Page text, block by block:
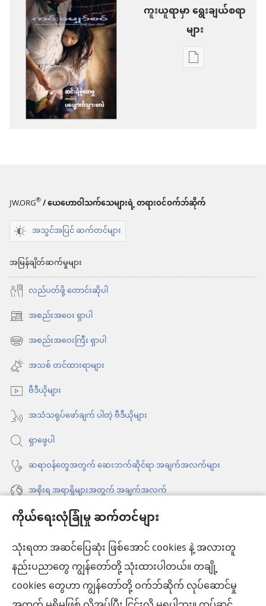
ကိုယ်ရေးလုံခြုံမှု ဆက်တင်များ
သုံးရတာ အဆင်ပြေဆုံး ဖြစ်အောင် cookies နဲ့ အလားတူ
နည်းပညာတွေ ကျွန်တော်တို့ သုံးထားပါတယ်။ တချို့
cookies တွေဟာ ကျွန်တော်တို့ ဝက်ဘ်ဆိုက် လုပ်ဆောင်မှု
ကူးယူရာမှာ ရွေးချယ်စရာ
များ
စာပေ
များ
JW.ORG®/ ယေဟောဝါသက်သေများရဲ့ တရားဝင်ဝက်ဘ်ဆိုက်
အသွင်အပြင် ဆက်တင်များ
အမြန်ချိတ်ဆက်မှုများ
လည်ပတ်ဖို့ တောင်းဆိုပါ
အစည်းအဝေး ရှာပါ
(window
အသစ်
င့်
နေ
ပါ
တယ်)
အစည်းအဝေးကြီး ရှာပါ
(window
အသစ်
င့်
နေ
ပါ
တယ်)
အသစ် တင်ထားရာများ
ဗီဒီယိုများ
အသံသရုပ်ဖော်ချက် ပါတဲ့ ဗီဒီယိုများ
ရှာဖွေပါ
ဆရာဝန်တွေအတွက် ဆေးဘက်ဆိုင်ရာ အချက်အလက်များ
အစိုးရ အရာရှိများအတွက် အချက်အလက်
အကူအညီ
အလှူငွေ
(window
အသစ်
ဖွ
င့်
ကင်းမျှော်စင် အွန်လိုင်းစာကြည့်တိုက်™
(window